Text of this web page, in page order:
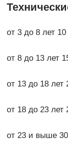
от 3 до 8 лет 10
от 8 до 13 лет
от 13 до 18 лет
от 18 до 23 лет
от 23 и выше 30